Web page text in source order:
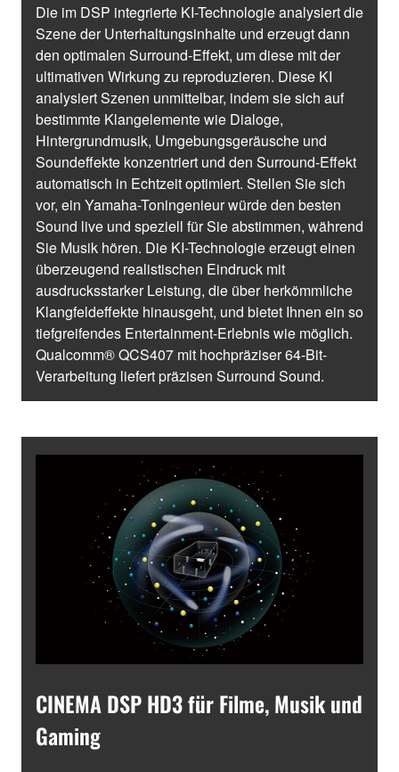
Die im DSP integrierte KI-Technologie analysiert die
Szene der Unterhaltungsinhalte und erzeugt dann
den optimalen Surround-Effekt, um diese mit der
ultimativen Wirkung zu reproduzieren. Diese KI
analysiert Szenen unmittelbar, indem sie sich auf
bestimmte Klangelemente wie Dialoge,
Hintergrundmusik, Umgebungsgeräusche und
Soundeffekte konzentriert und den Surround-Effekt
automatisch in Echtzeit optimiert. Stellen Sie sich
vor, ein Yamaha-Toningenieur würde den besten
Sound live und speziell für Sie abstimmen, während
Sie Musik hören. Die KI-Technologie erzeugt einen
überzeugend realistischen Eindruck mit
ausdrucksstarker Leistung, die über herkömmliche
Klangfeldeffekte hinausgeht, und bietet Ihnen ein so
tiefgreifendes Entertainment-Erlebnis wie möglich.
Qualcomm® QCS407 mit hochpräziser 64-Bit-
Verarbeitung liefert präzisen Surround Sound.
CINEMA DSP HD3 für Filme, Musik und
Gaming